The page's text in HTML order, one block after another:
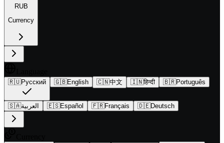
RUB
Currency
🇷🇺Русский 🇬🇧English 🇨🇳中文 🇮🇳हिन्दी 🇧🇷Português
🇸🇦العربية 🇪🇸Español 🇫🇷Français 🇩🇪Deutsch